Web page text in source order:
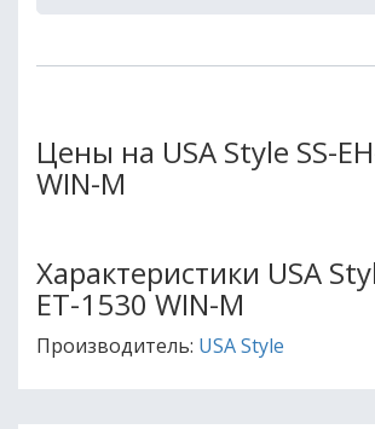
Цены на USA Style SS-
WIN-M
Характеристики USA
ET-1530 WIN-M
Производитель: USA Style